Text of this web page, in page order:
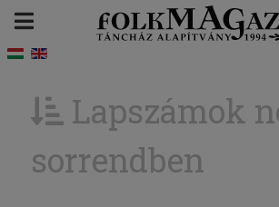
Lapszámok
sorrendben